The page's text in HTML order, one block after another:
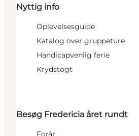
Nyttig info
Oplevelsesguide
Katalog over gruppeture
Handicapvenlig ferie
Krydstogt
Besøg Fredericia året rundt
Forår